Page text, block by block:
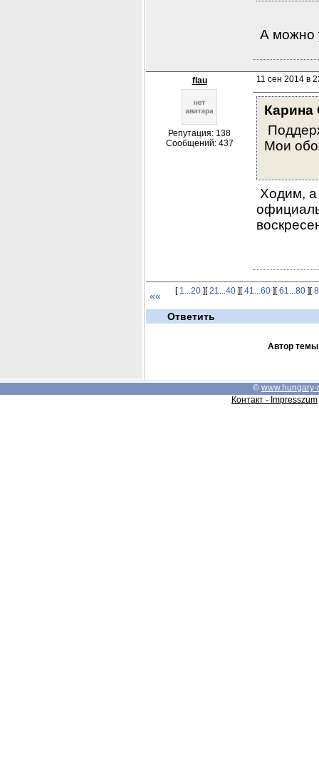
А можно
flau
Репутация: 138
Сообщений: 437
11 сен 2014 в
Мои
Ходим, а
«« [ 1...20 ][21...40 ][41...60 ][61...80 ][
Ответить
Автор темы
© www.hungary-
Контакт - Impresszum